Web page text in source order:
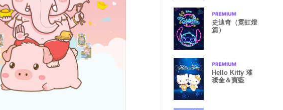
史迪奇（霓虹燈
篇）
Hello Kitty 璀
璨金＆寶藍